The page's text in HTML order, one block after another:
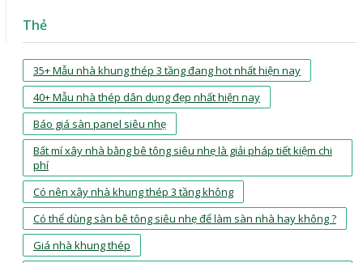
Thẻ
35+ Mẫu nhà khung thép 3 tầng đang hot nhất hiện nay
40+ Mẫu nhà thép dân dụng đẹp nhất hiện nay
Báo giá sàn panel siêu nhẹ
Bất mí xây nhà bằng bê tông siêu nhẹ là giải pháp tiết kiệm chi
phí
Có nên xây nhà khung thép 3 tầng không
Có thể dùng sàn bê tông siêu nhẹ để làm sàn nhà hay không ?
Giá nhà khung thép